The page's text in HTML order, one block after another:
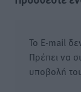
Το E-mail
Πρέπει να
υποβολή